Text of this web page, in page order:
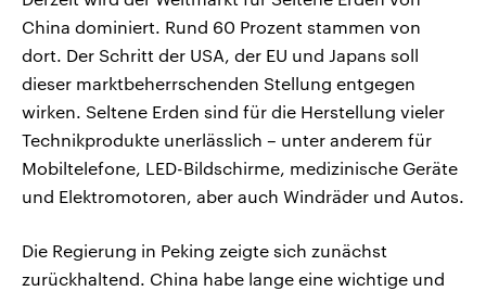
China dominiert. Rund 60 Prozent stammen von
dort. Der Schritt der USA, der EU und Japans soll
dieser marktbeherrschenden Stellung entgegen
wirken. Seltene Erden sind für die Herstellung vieler
Technikprodukte unerlässlich – unter anderem für
Mobiltelefone, LED-Bildschirme, medizinische Geräte
und Elektromotoren, aber auch Windräder und Autos.
Die Regierung in Peking zeigte sich zunächst
zurückhaltend. China habe lange eine wichtige und